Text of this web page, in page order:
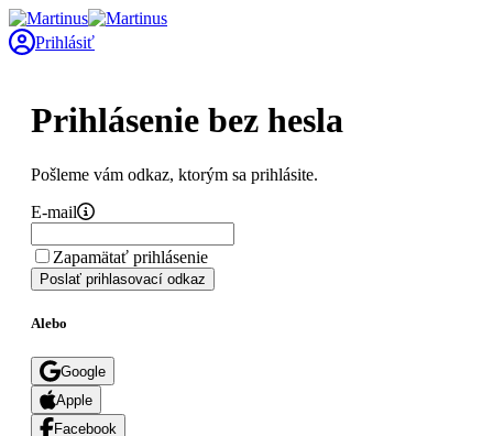
Prihlásiť
Prihlásenie bez hesla
Pošleme vám odkaz, ktorým sa prihlásite.
E-mail
Zapamätať prihlásenie
Poslať prihlasovací odkaz
Alebo
Google
Apple
Facebook